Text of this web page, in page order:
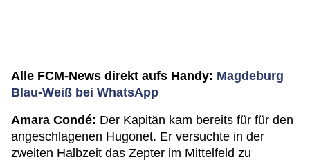
Alle FCM-News direkt aufs Handy: Magdeburg
Blau-Weiß bei WhatsApp
Amara Condé: Der Kapitän kam bereits für für den
angeschlagenen Hugonet. Er versuchte in der
zweiten Halbzeit das Zepter im Mittelfeld zu